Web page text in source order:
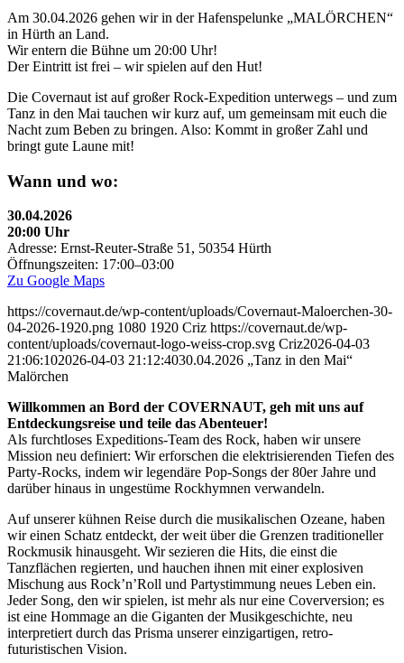
Am 30.04.2026 gehen wir in der Hafenspelunke „MALÖRCHEN“
in Hürth an Land.
Wir entern die Bühne um 20:00 Uhr!
Der Eintritt ist frei – wir spielen auf den Hut!
Die Covernaut ist auf großer Rock-Expedition unterwegs – und zum
Tanz in den Mai tauchen wir kurz auf, um gemeinsam mit euch die
Nacht zum Beben zu bringen. Also: Kommt in großer Zahl und
bringt gute Laune mit!
Wann und wo:
30.04.2026
20:00 Uhr
Adresse: Ernst-Reuter-Straße 51, 50354 Hürth
Öffnungszeiten: 17:00–03:00
Zu Google Maps
https://covernaut.de/wp-content/uploads/Covernaut-Maloerchen-30-
04-2026-1920.png 1080 1920 Criz https://covernaut.de/wp-
content/uploads/covernaut-logo-weiss-crop.svg Criz2026-04-03
21:06:102026-04-03 21:12:4030.04.2026 „Tanz in den Mai“
Malörchen
Willkommen an Bord der COVERNAUT, geh mit uns auf
Entdeckungsreise und teile das Abenteuer!
Als furchtloses Expeditions-Team des Rock, haben wir unsere
Mission neu definiert: Wir erforschen die elektrisierenden Tiefen des
Party-Rocks, indem wir legendäre Pop-Songs der 80er Jahre und
darüber hinaus in ungestüme Rockhymnen verwandeln.
Auf unserer kühnen Reise durch die musikalischen Ozeane, haben
wir einen Schatz entdeckt, der weit über die Grenzen traditioneller
Rockmusik hinausgeht. Wir sezieren die Hits, die einst die
Tanzflächen regierten, und hauchen ihnen mit einer explosiven
Mischung aus Rock’n’Roll und Partystimmung neues Leben ein.
Jeder Song, den wir spielen, ist mehr als nur eine Coverversion; es
ist eine Hommage an die Giganten der Musikgeschichte, neu
interpretiert durch das Prisma unserer einzigartigen, retro-
futuristischen Vision.